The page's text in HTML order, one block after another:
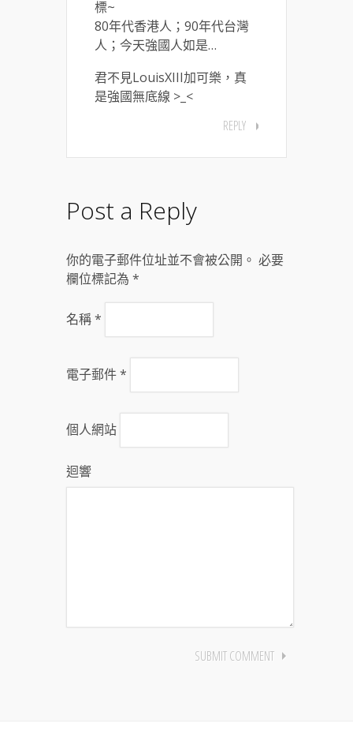
標~
80年代香港人；90年代台灣
人；今天強國人如是…
君不見LouisXIII加可樂，真
是強國無底線 >_<
REPLY
Post a Reply
你的電子郵件位址並不會被公開。 必要
欄位標記為 *
名稱*
電子郵件*
個人網站
迴響